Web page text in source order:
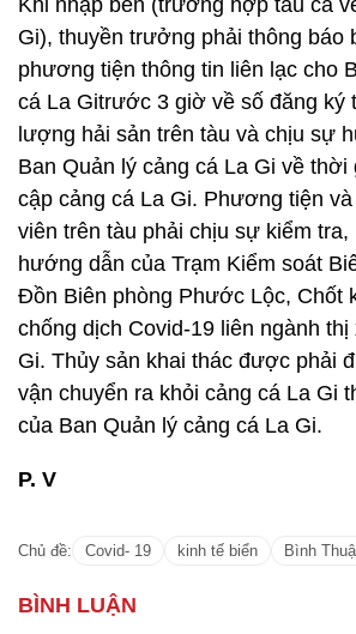
Khi nhập bến (trường hợp tàu cá
Gi), thuyền trưởng phải thông báo
phương tiện thông tin liên lạc cho
cá La Gitrước 3 giờ về số đăng ký
lượng hải sản trên tàu và chịu sự
Ban Quản lý cảng cá La Gi về thời
cập cảng cá La Gi. Phương tiện
viên trên tàu phải chịu sự kiểm tra,
hướng dẫn của Trạm Kiểm soát
Đồn Biên phòng Phước Lộc, Chốt
chống dịch Covid-19 liên ngành
Gi. Thủy sản khai thác được phải
vận chuyển ra khỏi cảng cá La Gi
của Ban Quản lý cảng cá La Gi.
P. V
Chủ đề: Covid- 19 kinh tế biển Bình